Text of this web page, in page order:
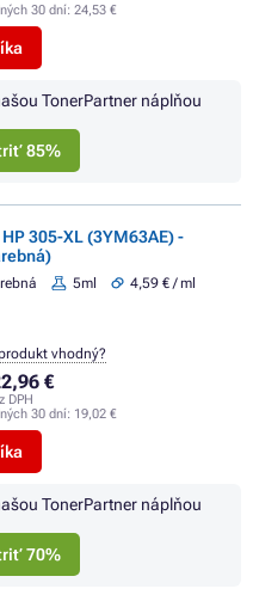
30 dní: 24,53 €
TonerPartner náplňou
85%
305-XL (3YM63AE) -
5ml
4,59 € / ml
€
DPH
30 dní: 19,02 €
vhodný?
TonerPartner náplňou
70%